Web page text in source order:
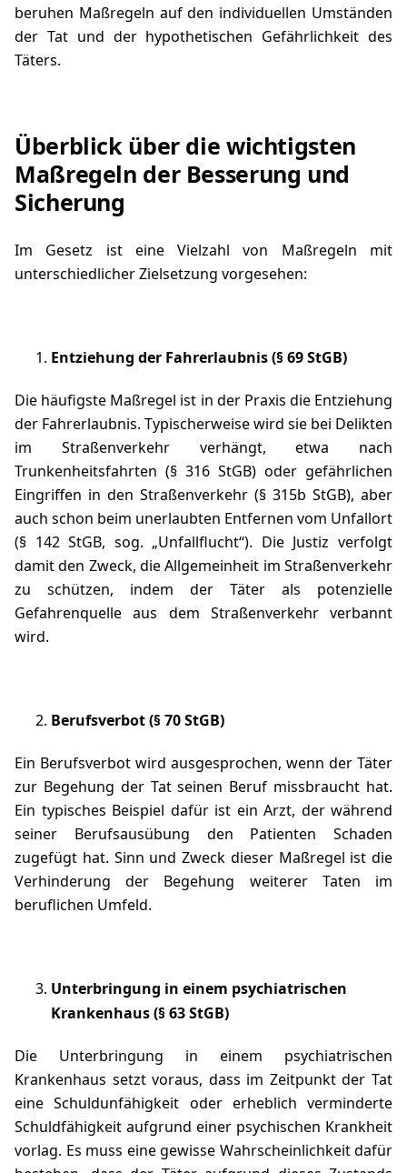
beruhen Maßregeln auf den individuellen Umständen
der Tat und der hypothetischen Gefährlichkeit des
Täters.
Überblick über die wichtigsten
Maßregeln der Besserung und
Sicherung
Im Gesetz ist eine Vielzahl von Maßregeln mit
unterschiedlicher Zielsetzung vorgesehen:
Entziehung der Fahrerlaubnis(§ 69 StGB)
Die häufigste Maßregel ist in der Praxis die Entziehung
der Fahrerlaubnis. Typischerweise wird sie bei Delikten
im Straßenverkehr verhängt, etwa nach
Trunkenheitsfahrten (§ 316 StGB) oder gefährlichen
Eingriffen in den Straßenverkehr (§ 315b StGB), aber
auch schon beim unerlaubten Entfernen vom Unfallort
(§ 142 StGB, sog. „Unfallflucht“). Die Justiz verfolgt
damit den Zweck, die Allgemeinheit im Straßenverkehr
zu schützen, indem der Täter als potenzielle
Gefahrenquelle aus dem Straßenverkehr verbannt
wird.
Berufsverbot(§ 70 StGB)
Ein Berufsverbot wird ausgesprochen, wenn der Täter
zur Begehung der Tat seinen Beruf missbraucht hat.
Ein typisches Beispiel dafür ist ein Arzt, der während
seiner Berufsausübung den Patienten Schaden
zugefügt hat. Sinn und Zweck dieser Maßregel ist die
Verhinderung der Begehung weiterer Taten im
beruflichen Umfeld.
Unterbringung in einem psychiatrischen
Krankenhaus(§ 63 StGB)
Die Unterbringung in einem psychiatrischen
Krankenhaus setzt voraus, dass im Zeitpunkt der Tat
eineSchuldunfähigkeit oder erheblich verminderte
Schuldfähigkeit aufgrund einer psychischen Krankheit
vorlag. Es muss eine gewisse Wahrscheinlichkeit dafür